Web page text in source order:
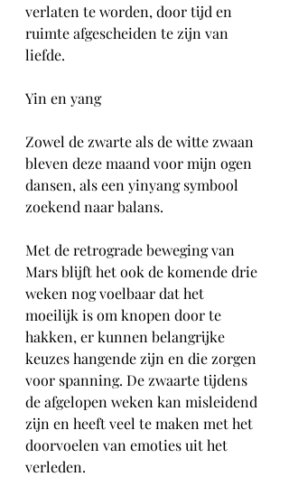
verlaten te worden, door tijd en
ruimte afgescheiden te zijn van
liefde.
Yin en yang
Zowel de zwarte als de witte zwaan
bleven deze maand voor mijn ogen
dansen, als een yinyang symbool
zoekend naar balans.
Met de retrograde beweging van
Mars blijft het ook de komende drie
weken nog voelbaar dat het
moeilijk is om knopen door te
hakken, er kunnen belangrijke
keuzes hangende zijn en die zorgen
voor spanning. De zwaarte tijdens
de afgelopen weken kan misleidend
zijn en heeft veel te maken met het
doorvoelen van emoties uit het
verleden.